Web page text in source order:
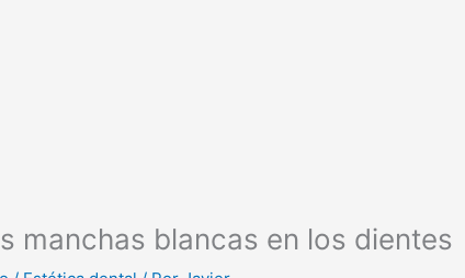
manchas blancas en los dientes